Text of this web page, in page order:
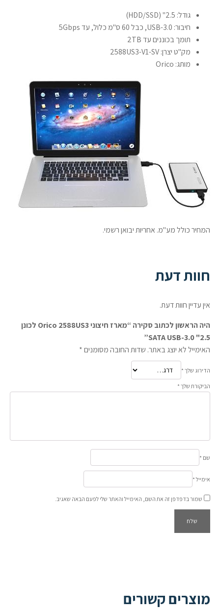
גודל: 2.5" (HDD/SSD)
חיבור: USB-3.0, כבל 60 ס"מ כלול, עד 5Gbps
תומך בכוננים עד 2TB
מק"ט יצרן: 2588US3-V1-SV
מותג: Orico
המחיר כולל מע"מ. אחריות יבואן רשמי.
חוות דעת
אין עדיין חוות דעת.
היה הראשון לכתוב סקירה “מארז חיצוני Orico 2588US3 לכונן
2.5" SATA USB-3.0”
האימייל לא יוצג באתר. שדות החובה מסומנים*
הדירוג שלך *
הביקורת שלך *
שם *
אימייל *
שמור בדפדפן זה את השם, האימייל והאתר שלי לפעם הבאה שאגיב.
מוצרים קשורים